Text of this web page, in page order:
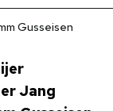
Gusseisen
Jang